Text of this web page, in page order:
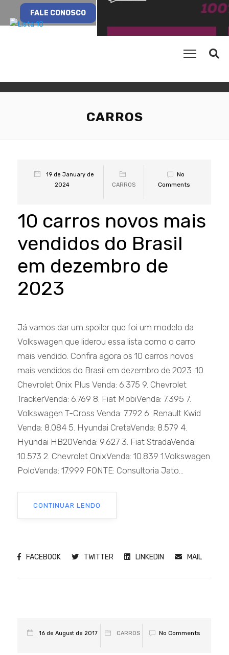
FALE CONOSCO
CARROS
19 de January de
2024
CARROS
No
Comments
10 carros novos mais
vendidos do Brasil
em dezembro de
2023
Já vamos dar um spoiler que foi um modelo da
Volkswagen que liderou essa lista como o carro
mais vendido. Confira agora os 10 carros novos
mais vendidos do Brasil em dezembro de 2023. 10.
Chevrolet Onix Plus Venda: 6.375 9. Chevrolet
TrackerVenda: 6.769 8. Fiat MobiVenda: 7.395 7.
Volkswagen T-Cross Venda: 7.792 6. Renault Kwid
Venda: 8.084 5. Hyundai CretaVenda: 8.579 4.
Hyundai HB20Venda: 9.627 3. Fiat StradaVenda:
10.573 2. Chevrolet OnixVenda: 10.839 1.Volkswagen
PoloVenda: 17.999 FONTE: Consultoria Jato...
CONTINUAR LENDO
FACEBOOK TWITTER LINKEDIN MAIL
16 de August de 2017 CARROS No Comments